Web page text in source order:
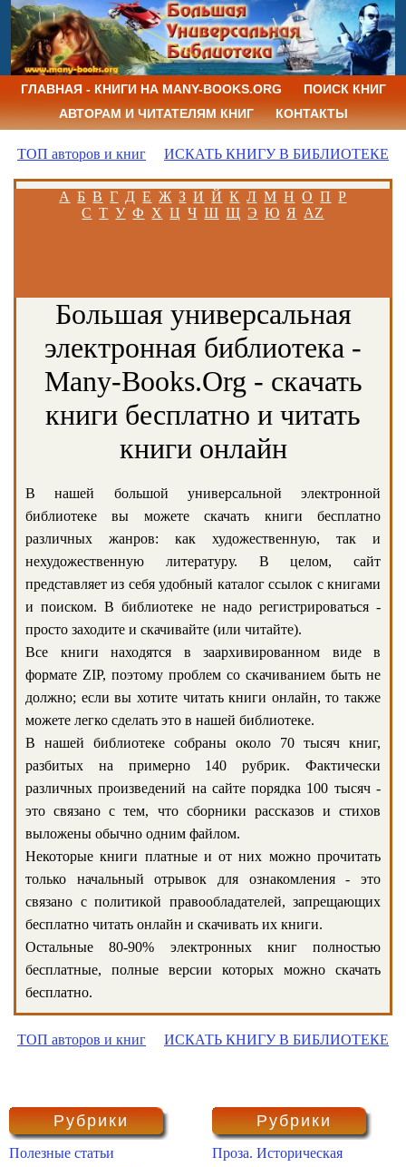
ГЛАВНАЯ - КНИГИ НА MANY-BOOKS.ORG
ПОИСК КНИГ
АВТОРАМ И ЧИТАТЕЛЯМ КНИГ
КОНТАКТЫ
ТОП авторов и книг ИСКАТЬ КНИГУ В БИБЛИОТЕКЕ
А Б В Г Д Е Ж З И Й К Л М Н О П Р
С Т У Ф Х Ц Ч Ш Щ Э Ю Я AZ
Большая универсальная
электронная библиотека -
Many-Books.Org - скачать
книги бесплатно и читать
книги онлайн
В нашей большой универсальной электронной
библиотеке вы можете скачать книги бесплатно
различных жанров: как художественную, так и
нехудожественную литературу. В целом, сайт
представляет из себя удобный каталог ссылок с книгами
и поиском. В библиотеке не надо регистрироваться -
просто заходите и скачивайте (или читайте).
Все книги находятся в заархивированном виде в
формате ZIP, поэтому проблем со скачиванием быть не
должно; если вы хотите читать книги онлайн, то также
можете легко сделать это в нашей библиотеке.
В нашей библиотеке собраны около 70 тысяч книг,
разбитых на примерно 140 рубрик. Фактически
различных произведений на сайте порядка 100 тысяч -
это связано с тем, что сборники рассказов и стихов
выложены обычно одним файлом.
Некоторые книги платные и от них можно прочитать
только начальный отрывок для ознакомления - это
связано с политикой правообладателей, запрещающих
бесплатно читать онлайн и скачивать их книги.
Остальные 80-90% электронных книг полностью
бесплатные, полные версии которых можно скачать
бесплатно.
ТОП авторов и книг ИСКАТЬ КНИГУ В БИБЛИОТЕКЕ
Рубрики
Полезные статьи
Рубрики
Проза. Историческая